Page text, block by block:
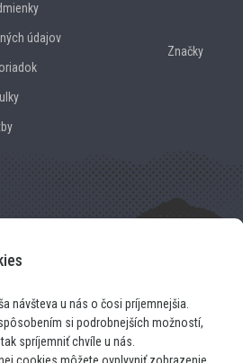
návšteva u nás o čosi príjemnejšia.
si podrobnejších možností,
spríjemniť chvíle u nás.
údajov
Značky